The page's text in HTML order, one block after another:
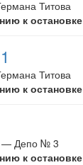
Титова
к остановке
Титова
к остановке
— Депо № 3
к остановке